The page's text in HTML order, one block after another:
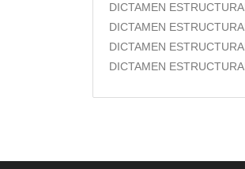
DICTAMEN
DICTAMEN
DICTAMEN
DICTAMEN